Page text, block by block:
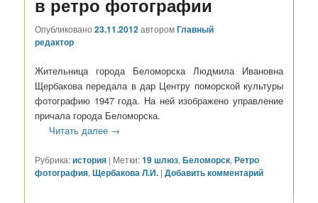
в ретро фотографии
Опубликовано23.11.2012авторомГлавный
редактор
Жительница города Беломорска Людмила Ивановна
Щербакова передала в дар Центру поморской культуры
фотографию 1947 года. На ней изображено управление
причала города Беломорска.
Читать далее →
Рубрика:история | Метки:19 шлюз,Беломорск,Ретро
фотография,Щербакова Л.И. |Добавить комментарий